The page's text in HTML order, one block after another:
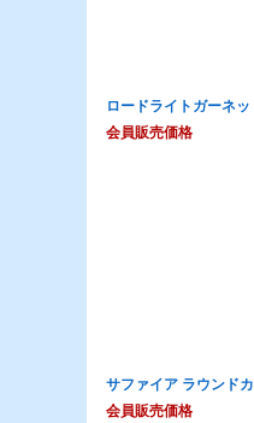
ロードライトガーネ
会員販売価格
サファイア ラウンド
会員販売価格